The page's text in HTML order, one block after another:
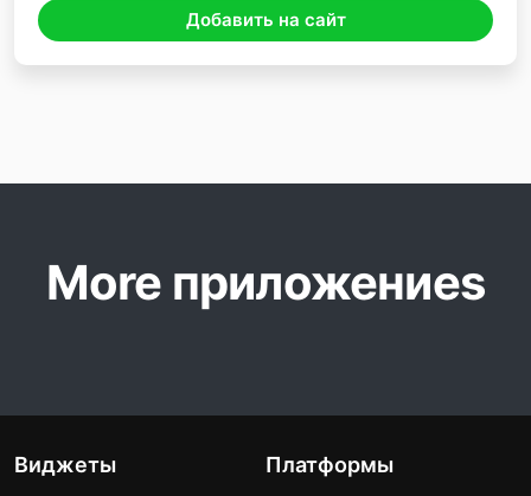
Добавить на сайт
More приложениеs
Виджеты Платформы